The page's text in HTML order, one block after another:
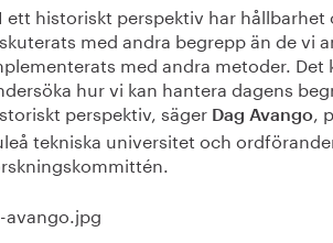
ett historiskt perspektiv har hållbarhet
med andra begrepp än de vi
med andra metoder. Det
hur vi kan hantera dagens
perspektiv, säger Dag Avango,
tekniska universitet och